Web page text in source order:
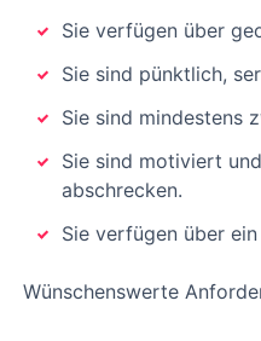
Sie verfügen über
Sie sind pünktlich,
Sie sind mindestens
Sie sind motiviert
abschrecken.
Sie verfügen über
Wünschenswerte